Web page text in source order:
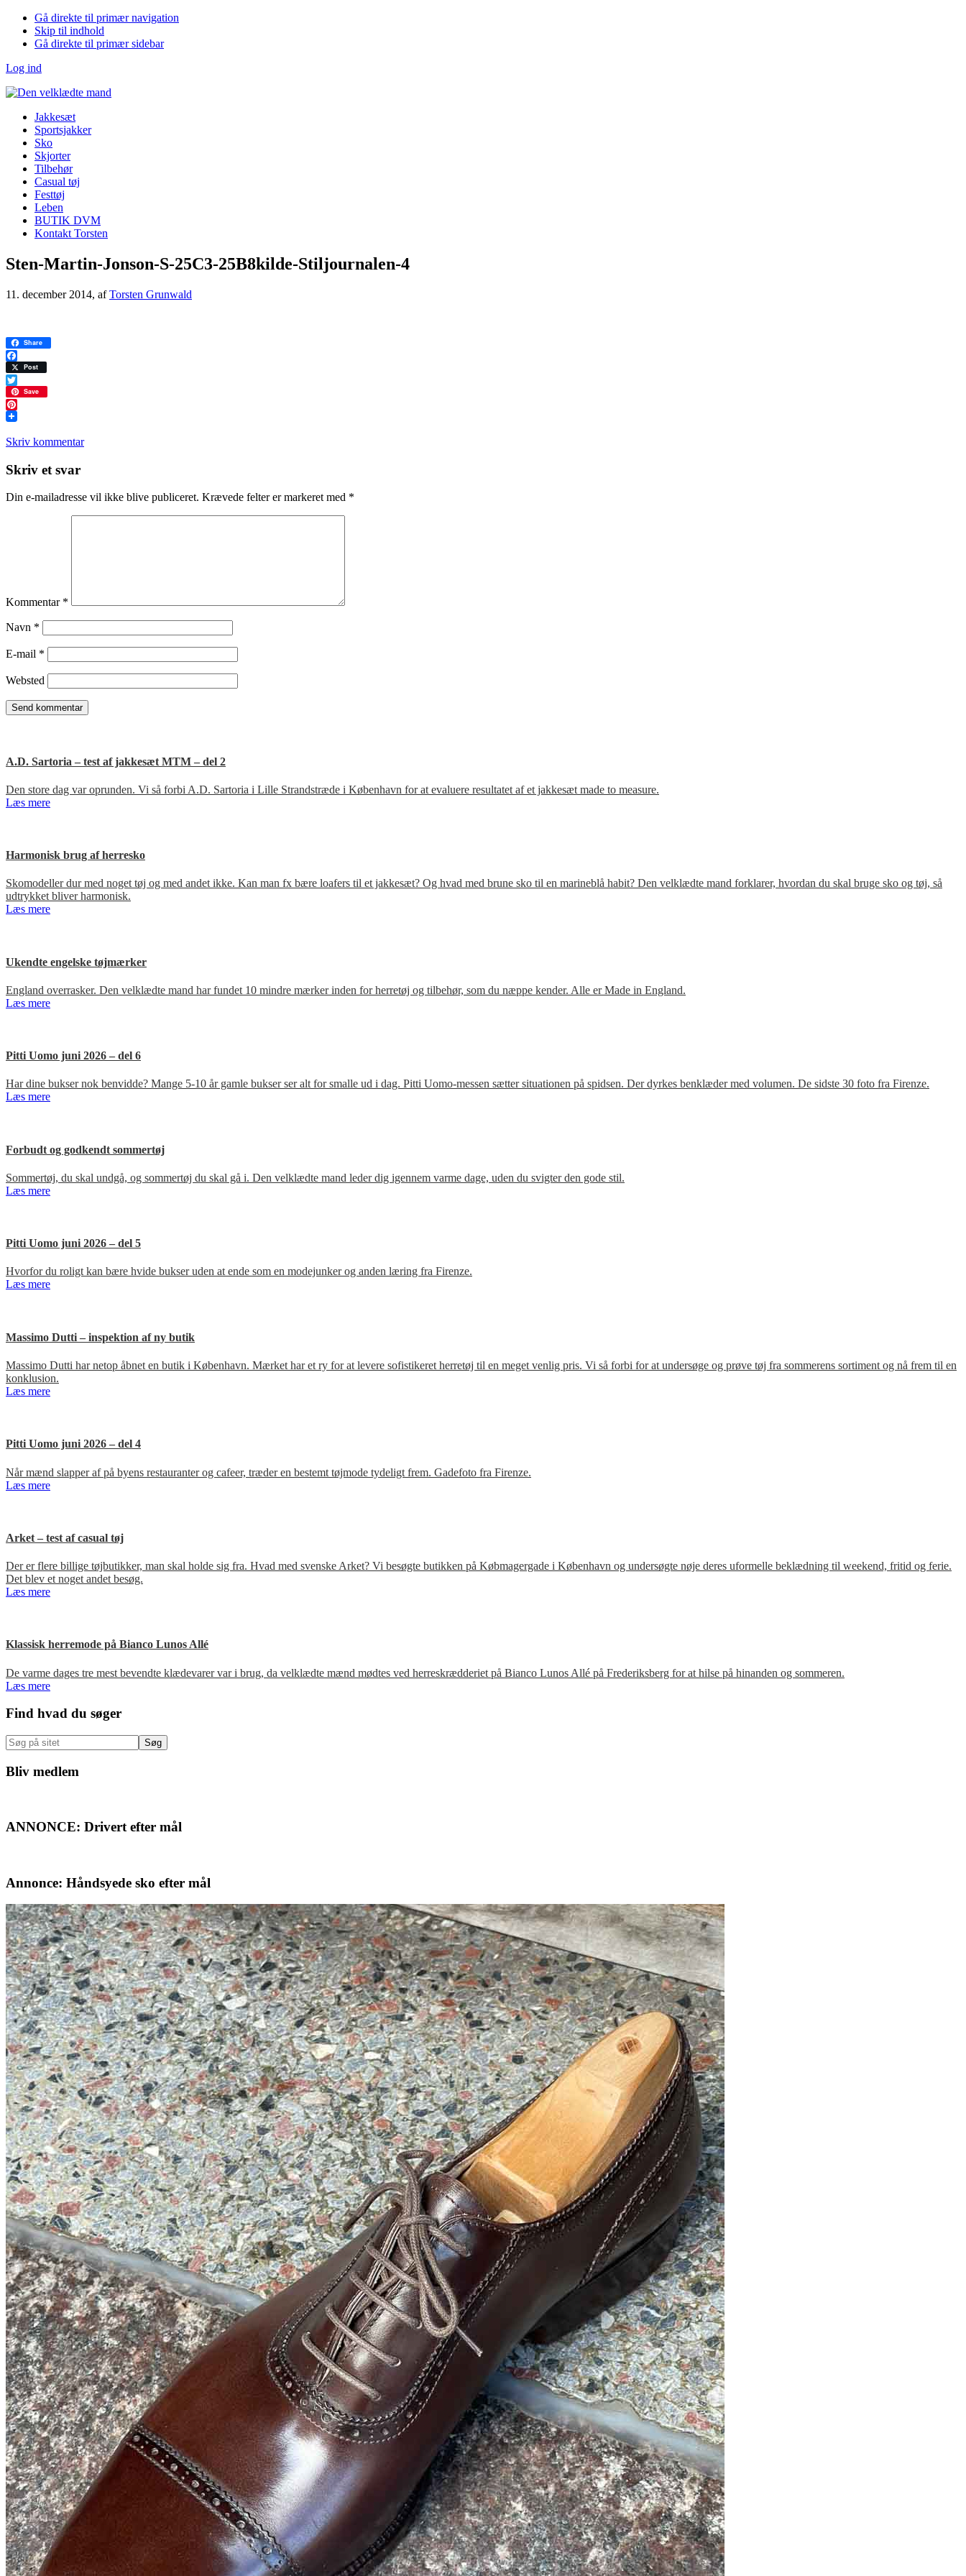
Gå direkte til primær navigation
Skip til indhold
Gå direkte til primær sidebar
Log ind
Jakkesæt
Sportsjakker
Sko
Skjorter
Tilbehør
Casual tøj
Festtøj
Leben
BUTIK DVM
Kontakt Torsten
Sten-Martin-Jonson-S-25C3-25B8kilde-Stiljournalen-4
11. december 2014, afTorsten Grunwald
Share
Facebook
Post
Twitter
Save
Pinterest
Skriv kommentar
Læserinteraktioner
Skriv et svar
Din e-mailadresse vil ikke blive publiceret. Krævede felter er markeret med *
Kommentar *
Navn *
E-mail *
Websted
A.D. Sartoria – test af jakkesæt MTM – del 2
Den store dag var oprunden. Vi så forbi A.D. Sartoria i Lille Strandstræde i København for at evaluere resultatet af et jakkesæt made to measure.
Læs mere
Harmonisk brug af herresko
Skomodeller dur med noget tøj og med andet ikke. Kan man fx bære loafers til et jakkesæt? Og hvad med brune sko til en marineblå habit? Den velklædte mand forklarer, hvordan du skal bruge sko og tøj, så
udtrykket bliver harmonisk.
Læs mere
Ukendte engelske tøjmærker
England overrasker. Den velklædte mand har fundet 10 mindre mærker inden for herretøj og tilbehør, som du næppe kender. Alle er Made in England.
Læs mere
Pitti Uomo juni 2026 – del 6
Har dine bukser nok benvidde? Mange 5-10 år gamle bukser ser alt for smalle ud i dag. Pitti Uomo-messen sætter situationen på spidsen. Der dyrkes benklæder med volumen. De sidste 30 foto fra Firenze.
Læs mere
Forbudt og godkendt sommertøj
Sommertøj, du skal undgå, og sommertøj du skal gå i. Den velklædte mand leder dig igennem varme dage, uden du svigter den gode stil.
Læs mere
Pitti Uomo juni 2026 – del 5
Hvorfor du roligt kan bære hvide bukser uden at ende som en modejunker og anden læring fra Firenze.
Læs mere
Massimo Dutti – inspektion af ny butik
Massimo Dutti har netop åbnet en butik i København. Mærket har et ry for at levere sofistikeret herretøj til en meget venlig pris. Vi så forbi for at undersøge og prøve tøj fra sommerens sortiment og nå frem til en
konklusion.
Læs mere
Pitti Uomo juni 2026 – del 4
Når mænd slapper af på byens restauranter og cafeer, træder en bestemt tøjmode tydeligt frem. Gadefoto fra Firenze.
Læs mere
Arket – test af casual tøj
Der er flere billige tøjbutikker, man skal holde sig fra. Hvad med svenske Arket? Vi besøgte butikken på Købmagergade i København og undersøgte nøje deres uformelle beklædning til weekend, fritid og ferie.
Det blev et noget andet besøg.
Læs mere
Klassisk herremode på Bianco Lunos Allé
De varme dages tre mest bevendte klædevarer var i brug, da velklædte mænd mødtes ved herreskrædderiet på Bianco Lunos Allé på Frederiksberg for at hilse på hinanden og sommeren.
Læs mere
Primær
Sidebar
Find hvad du søger
Søg
på
sitet
Bliv medlem
ANNONCE: Drivert efter mål
Annonce: Håndsyede sko efter mål